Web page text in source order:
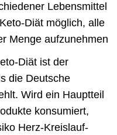
Lebensmittel
Diät möglich, alle
Menge aufzunehmen
Diät ist der
die Deutsche
Wird ein Hauptteil
konsumiert,
Herz-Kreislauf-